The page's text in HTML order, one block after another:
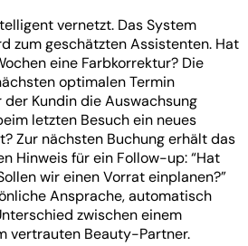
vernetzt. Das System
zum geschätzten Assistenten. Hat
eine Farbkorrektur? Die
optimalen Termin
Kundin die Auswachsung
letzten Besuch ein neues
Zur nächsten Buchung erhält das
Hinweis für ein Follow-up: “Hat
wir einen Vorrat einplanen?”
Ansprache, automatisch
zwischen einem
vertrauten Beauty-Partner.